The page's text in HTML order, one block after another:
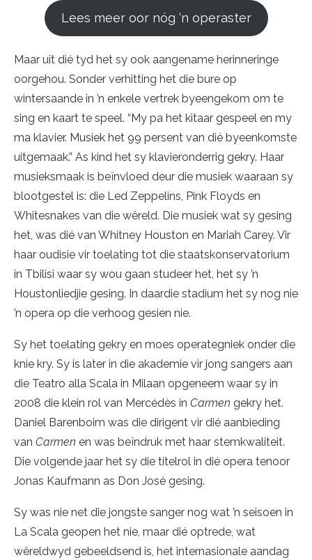
Lees meer oor nóg ‘n operaster
Maar uit dié tyd het sy ook aangename herinneringe
oorgehou. Sonder verhitting het die bure op
wintersaande in ’n enkele vertrek byeengekom om te
sing en kaart te speel. “My pa het kitaar gespeel en my
ma klavier. Musiek het 99 persent van dié byeenkomste
uitgemaak.” As kind het sy klavieronderrig gekry. Haar
musieksmaak is beïnvloed deur die musiek waaraan sy
blootgestel is: die Led Zeppelins, Pink Floyds en
Whitesnakes van die wêreld. Die musiek wat sy gesing
het, was dié van Whitney Houston en Mariah Carey. Vir
haar oudisie vir toelating tot die staatskonservatorium
in Tbilisi waar sy wou gaan studeer het, het sy ’n
Houstonliedjie gesing. In daardie stadium het sy nog nie
’n opera op die verhoog gesien nie.
Sy het toelating gekry en moes operategniek onder die
knie kry. Sy is later in die akademie vir jong sangers aan
die Teatro alla Scala in Milaan opgeneem waar sy in
2008 die klein rol van Mercédès in Carmen gekry het.
Daniel Barenboim was die dirigent vir dié aanbieding
van Carmen en was beïndruk met haar stemkwaliteit.
Die volgende jaar het sy die titelrol in dié opera tenoor
Jonas Kaufmann as Don José gesing.
Sy was nie net die jongste sanger nog wat ’n seisoen in
La Scala geopen het nie, maar dié optrede, wat
wêreldwyd gebeeldsend is, het internasionale aandag